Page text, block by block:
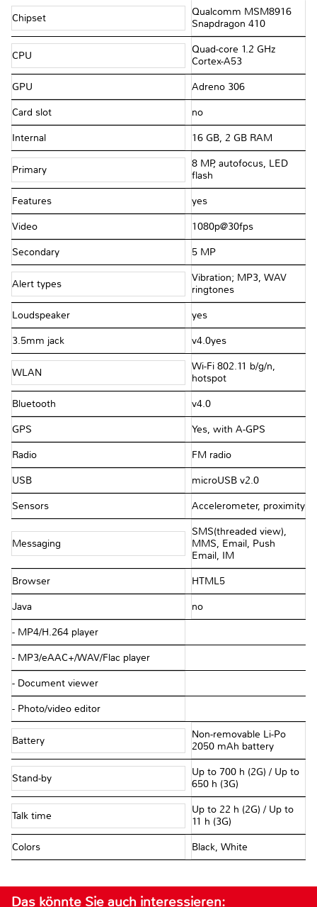
Chipset
Qualcomm MSM8916
Snapdragon 410
CPU
Quad-core 1.2 GHz
Cortex-A53
GPU Adreno 306
Card slot no
Internal 16 GB, 2 GB RAM
Primary
8 MP, autofocus, LED
flash
Features yes
Video 1080p@30fps
Secondary 5 MP
Alert types
Vibration; MP3, WAV
ringtones
Loudspeaker yes
3.5mm jack v4.0yes
WLAN
Wi-Fi 802.11 b/g/n,
hotspot
Bluetooth v4.0
GPS Yes, with A-GPS
Radio FM radio
USB microUSB v2.0
Sensors Accelerometer, proximity
Messaging
SMS(threaded view),
MMS, Email, Push
Email, IM
Browser HTML5
Java no
- MP4/H.264 player
- MP3/eAAC+/WAV/Flac player
- Document viewer
- Photo/video editor
Battery
Non-removable Li-Po
2050 mAh battery
Stand-by
Up to 700 h (2G) / Up to
650 h (3G)
Talk time
Up to 22 h (2G) / Up to
11 h (3G)
Colors Black, White
Das könnte Sie auch interessieren: